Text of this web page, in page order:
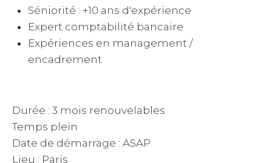
Séniorité : +10 ans d'expérience
Expert comptabilité bancaire
Expériences en management /
encadrement
Durée : 3 mois renouvelables
Temps plein
Date de démarrage : ASAP
Lieu : Paris